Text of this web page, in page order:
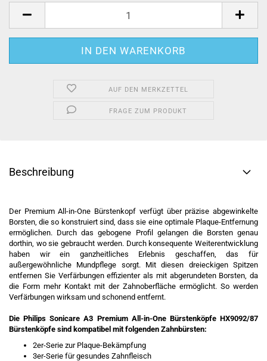
AUF DEN MERKZETTEL
FRAGE ZUM PRODUKT
Beschreibung
Der Premium All-in-One Bürstenkopf verfügt über präzise abgewinkelte
Borsten, die so konstruiert sind, dass sie eine optimale Plaque-Entfernung
ermöglichen. Durch das gebogene Profil gelangen die Borsten genau
dorthin, wo sie gebraucht werden. Durch konsequente Weiterentwicklung
haben wir ein ganzheitliches Erlebnis geschaffen, das für
außergewöhnliche Mundpflege sorgt. Mit diesen dreieckigen Spitzen
entfernen Sie Verfärbungen effizienter als mit abgerundeten Borsten, da
die Form mehr Kontakt mit der Zahnoberfläche ermöglicht. So werden
Verfärbungen wirksam und schonend entfernt.
Die Philips Sonicare A3 Premium All-in-One Bürstenköpfe HX9092/87
Bürstenköpfe sind kompatibel mit folgenden Zahnbürsten:
2er-Serie zur Plaque-Bekämpfung
3er-Serie für gesundes Zahnfleisch